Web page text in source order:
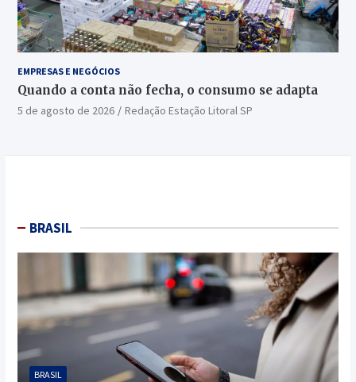
EMPRESAS E NEGÓCIOS
Quando a conta não fecha, o consumo se adapta
5 de agosto de 2026 Redação Estação Litoral SP
BRASIL
BRASIL